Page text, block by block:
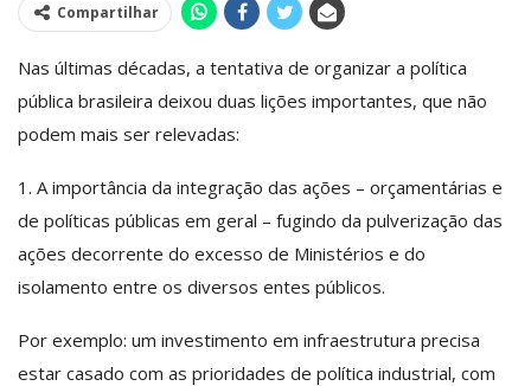
Compartilhar
Nas últimas décadas, a tentativa de organizar a política
pública brasileira deixou duas lições importantes, que não
podem mais ser relevadas:
1. A importância da integração das ações – orçamentárias e
de políticas públicas em geral – fugindo da pulverização das
ações decorrente do excesso de Ministérios e do
isolamento entre os diversos entes públicos.
Por exemplo: um investimento em infraestrutura precisa
estar casado com as prioridades de política industrial, com